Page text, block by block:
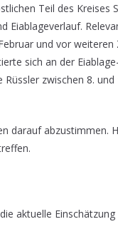
Teil des Kreises
Eiablageverlauf.
und vor weiteren
sich an der
zwischen 8. und
darauf abzustimmen.
aktuelle Einschätzung